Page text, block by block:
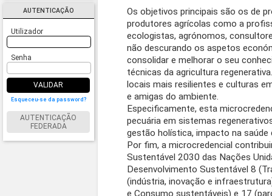
AUTENTICAÇÃO
Utilizador
Senha
VALIDAR
Esqueceu-se da password?
AUTENTICAÇÃO
FEDERADA
Os objetivos principais são os de
produtores agrícolas como a
ecologistas, agrónomos,
não descurando os aspetos
consolidar e melhorar o seu
técnicas da agricultura
locais mais resilientes e culturas
e amigas do ambiente.
Especificamente, esta
pecuária em sistemas
gestão holística, impacto na saúde
Por fim, a microcredencial
Sustentável 2030 das Nações
Desenvolvimento Sustentável 8
(indústria, inovação e
e Consumo sustentáveis) e 17